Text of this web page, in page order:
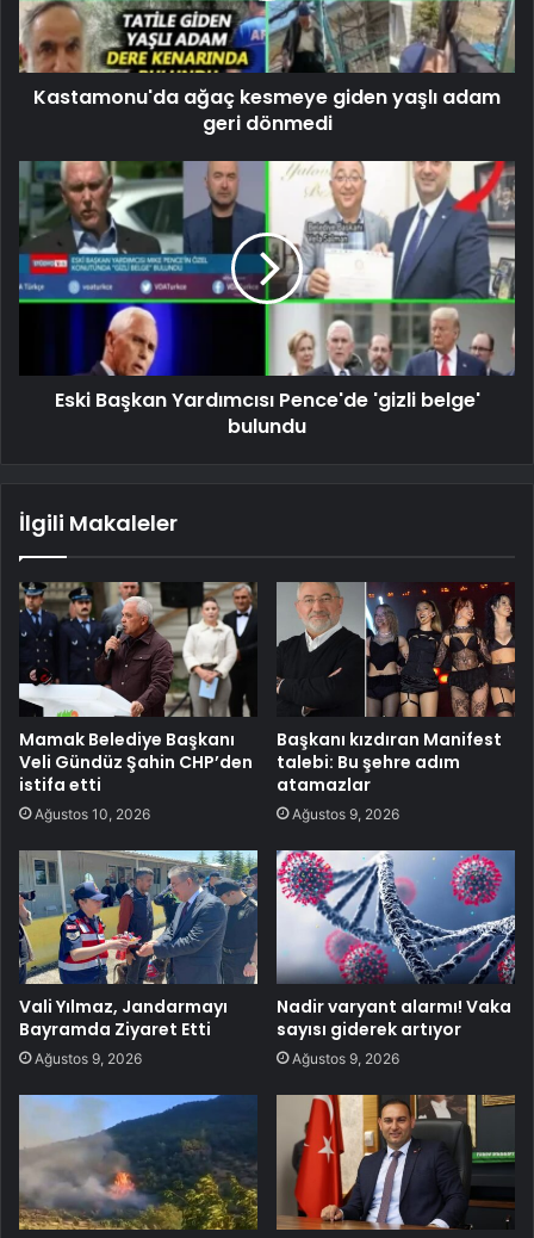
Kastamonu'da ağaç kesmeye giden yaşlı adam
geri dönmedi
Eski Başkan Yardımcısı Pence'de 'gizli belge'
bulundu
İlgili Makaleler
Mamak Belediye Başkanı
Veli Gündüz Şahin CHP’den
istifa etti
Ağustos 10, 2026
Başkanı kızdıran Manifest
talebi: Bu şehre adım
atamazlar
Ağustos 9, 2026
Vali Yılmaz, Jandarmayı
Bayramda Ziyaret Etti
Ağustos 9, 2026
Nadir varyant alarmı! Vaka
sayısı giderek artıyor
Ağustos 9, 2026